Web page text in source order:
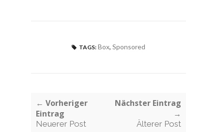
TAGS: Box, Sponsored
← Vorheriger
Eintrag
Neuerer Post
Nächster Eintrag
→
Älterer Post